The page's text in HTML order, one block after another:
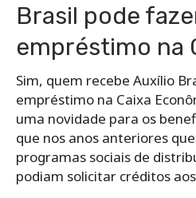
Brasil pode
empréstimo na
Sim, quem recebe Auxílio
empréstimo na Caixa
uma novidade para os
que nos anos anteriores
programas sociais de
podiam solicitar créditos